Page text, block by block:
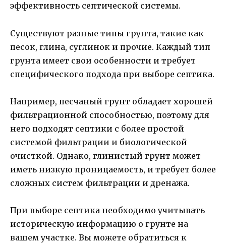
эффективность септической системы.
Существуют разные типы грунта, такие как
песок, глина, суглинок и прочие. Каждый тип
грунта имеет свои особенности и требует
специфического подхода при выборе септика.
Например, песчаный грунт обладает хорошей
фильтрационной способностью, поэтому для
него подходят септики с более простой
системой фильтрации и биологической
очисткой. Однако, глинистый грунт может
иметь низкую проницаемость, и требует более
сложных систем фильтрации и дренажа.
При выборе септика необходимо учитывать
историческую информацию о грунте на
вашем участке. Вы можете обратиться к